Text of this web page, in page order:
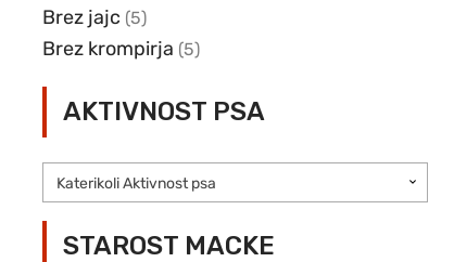
Brez jajc (5)
Brez krompirja (5)
AKTIVNOST PSA
Katerikoli Aktivnost psa
STAROST MACKE